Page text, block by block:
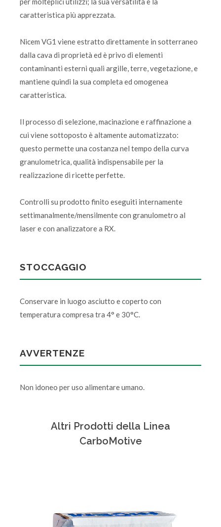
caratteristica più apprezzata.
Nicem VG1 viene estratto direttamente in sotterraneo
dalla cava di proprietà ed è privo di elementi
contaminanti esterni quali argille, terre, vegetazione, e
mantiene quindi la sua completa ed omogenea
caratteristica.
Il processo di selezione, macinazione e raffinazione a
cui viene sottoposto è altamente automatizzato:
questo permette una costanza nel tempo della curva
granulometrica, qualità indispensabile per la
realizzazione di ricette perfette.
Controlli su prodotto finito eseguiti internamente
settimanalmente/mensilmente con granulometro al
laser e con analizzatore a RX.
STOCCAGGIO
Conservare in luogo asciutto e coperto con
temperatura compresa tra 4° e 30°C.
AVVERTENZE
Non idoneo per uso alimentare umano.
Altri Prodotti della Linea
CarboMotive